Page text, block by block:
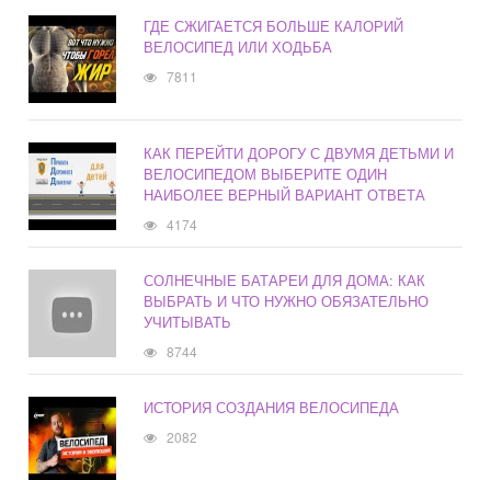
ГДЕ СЖИГАЕТСЯ БОЛЬШЕ КАЛОРИЙ
ВЕЛОСИПЕД ИЛИ ХОДЬБА
7811
КАК ПЕРЕЙТИ ДОРОГУ С ДВУМЯ ДЕТЬМИ И
ВЕЛОСИПЕДОМ ВЫБЕРИТЕ ОДИН
НАИБОЛЕЕ ВЕРНЫЙ ВАРИАНТ ОТВЕТА
4174
СОЛНЕЧНЫЕ БАТАРЕИ ДЛЯ ДОМА: КАК
ВЫБРАТЬ И ЧТО НУЖНО ОБЯЗАТЕЛЬНО
УЧИТЫВАТЬ
8744
ИСТОРИЯ СОЗДАНИЯ ВЕЛОСИПЕДА
2082